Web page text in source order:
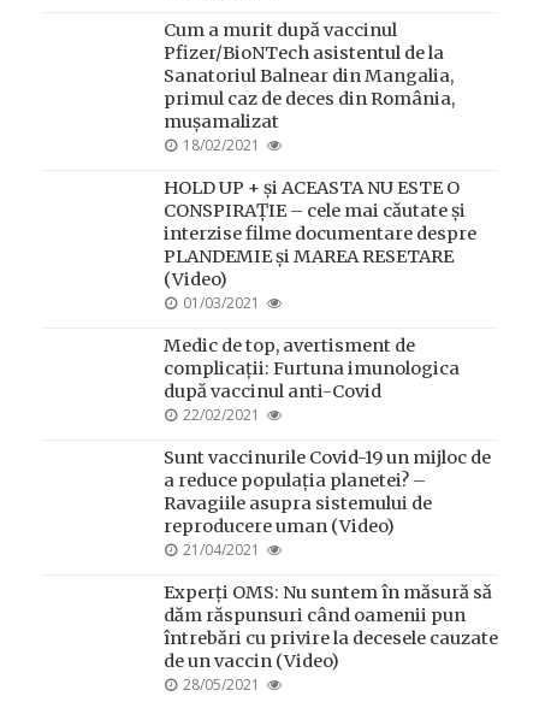
Cum a murit după vaccinul
Pfizer/BioNTech asistentul de la
Sanatoriul Balnear din Mangalia,
primul caz de deces din România,
mușamalizat
POSTED
18/02/2021
HOLD UP + și ACEASTA NU ESTE O
CONSPIRAȚIE – cele mai căutate și
interzise filme documentare despre
PLANDEMIE și MAREA RESETARE
(Video)
POSTED
01/03/2021
Medic de top, avertisment de
complicații: Furtuna imunologica
după vaccinul anti-Covid
POSTED
22/02/2021
Sunt vaccinurile Covid-19 un mijloc de
a reduce populația planetei? –
Ravagiile asupra sistemului de
reproducere uman (Video)
POSTED
21/04/2021
Experți OMS: Nu suntem în măsură să
dăm răspunsuri când oamenii pun
întrebări cu privire la decesele cauzate
de un vaccin (Video)
POSTED
28/05/2021